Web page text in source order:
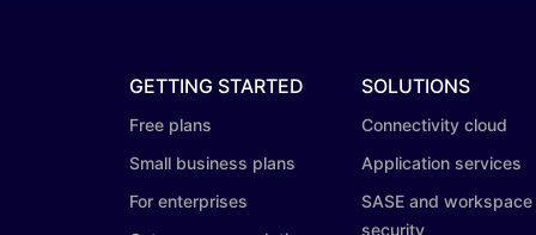
GETTING STARTED
Free plans
Small business plans
For enterprises
SOLUTIONS
Connectivity cloud
Application services
SASE and workspace
security